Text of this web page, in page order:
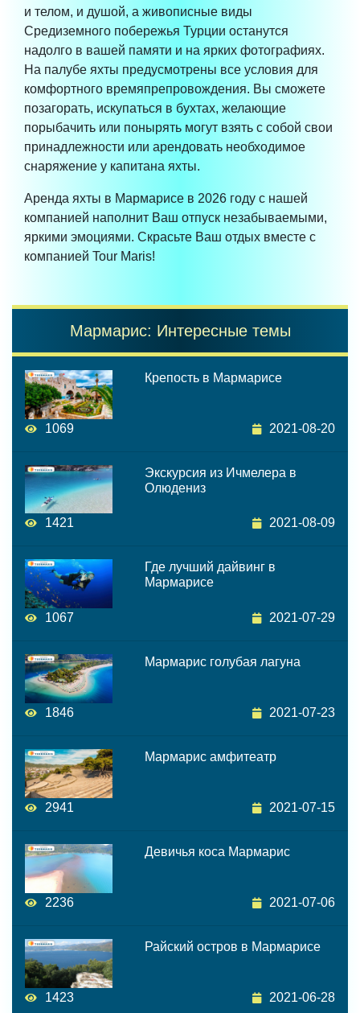
и телом, и душой, а живописные виды
Средиземного побережья Турции останутся
надолго в вашей памяти и на ярких фотографиях.
На палубе яхты предусмотрены все условия для
комфортного времяпрепровождения. Вы сможете
позагорать, искупаться в бухтах, желающие
порыбачить или понырять могут взять с собой свои
принадлежности или арендовать необходимое
снаряжение у капитана яхты.
Аренда яхты в Мармарисе в 2026 году с нашей
компанией наполнит Ваш отпуск незабываемыми,
яркими эмоциями. Скрасьте Ваш отдых вместе с
компанией Tour Maris!
Мармарис: Интересные темы
Крепость в Мармарисе
1069 2021-08-20
Экскурсия из Ичмелера в
Олюдениз
1421 2021-08-09
Где лучший дайвинг в
Мармарисе
1067 2021-07-29
Мармарис голубая лагуна
1846 2021-07-23
Мармарис амфитеатр
2941 2021-07-15
Девичья коса Мармарис
2236 2021-07-06
Райский остров в Мармарисе
1423 2021-06-28